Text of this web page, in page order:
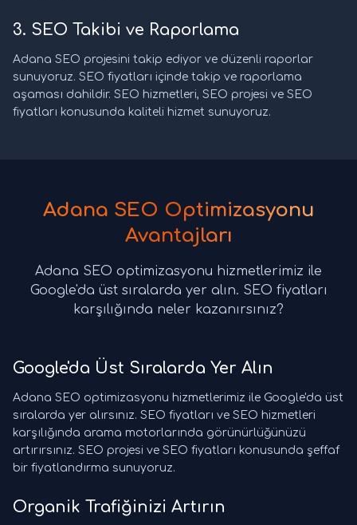
3. SEO Takibi ve Raporlama
Adana SEO projesini takip ediyor ve düzenli raporlar
sunuyoruz. SEO fiyatları içinde takip ve raporlama
aşaması dahildir. SEO hizmetleri, SEO projesi ve SEO
fiyatları konusunda kaliteli hizmet sunuyoruz.
Adana SEO Optimizasyonu
Avantajları
Adana SEO optimizasyonu hizmetlerimiz ile
Google'da üst sıralarda yer alın. SEO fiyatları
karşılığında neler kazanırsınız?
Google'da Üst Sıralarda Yer Alın
Adana SEO optimizasyonu hizmetlerimiz ile Google'da üst
sıralarda yer alırsınız. SEO fiyatları ve SEO hizmetleri
karşılığında arama motorlarında görünürlüğünüzü
artırırsınız. SEO projesi ve SEO fiyatları konusunda şeffaf
bir fiyatlandırma sunuyoruz.
Organik Trafiğinizi Artırın